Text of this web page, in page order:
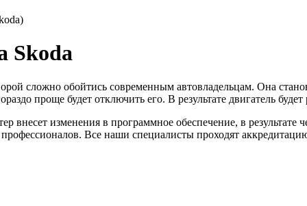
Skoda
сложно обойтись современным автовладельцам. Она
проще будет отключить его. В результате двигатель
изменения в программное обеспечение, в результате
Все наши специалисты проходят